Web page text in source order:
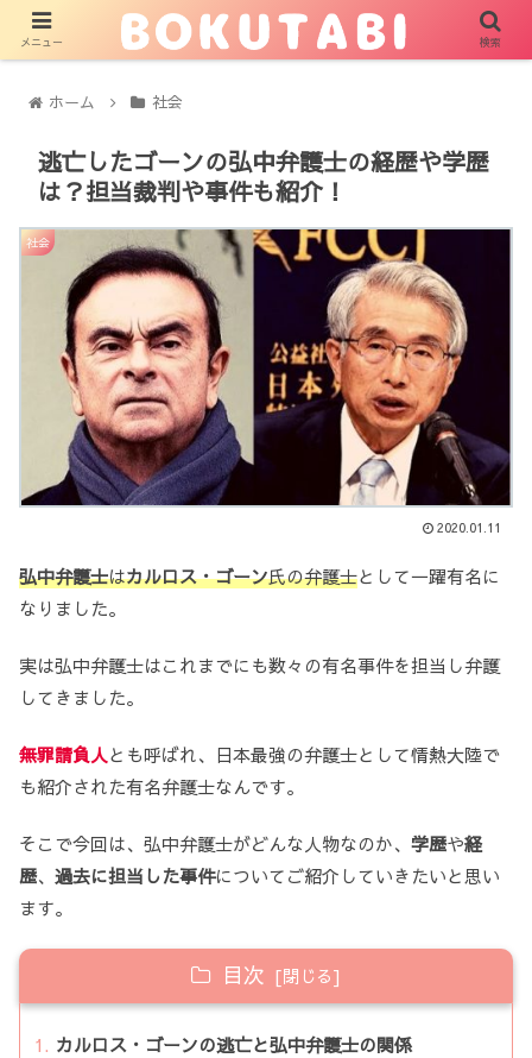
ホーム 社会
逃亡したゴーンの弘中弁護士の経歴や学歴
は？担当裁判や事件も紹介！
社会
2020.01.11
弘中弁護士はカルロス・ゴーン氏の弁護士として一躍有名に
なりました。
実は弘中弁護士はこれまでにも数々の有名事件を担当し弁護
してきました。
無罪請負人とも呼ばれ、日本最強の弁護士として情熱大陸で
も紹介された有名弁護士なんです。
そこで今回は、弘中弁護士がどんな人物なのか、 学歴や経
歴、 過去に担当した事件についてご紹介していきたいと思い
ます。
目次
カルロス・ゴーンの逃亡と弘中弁護士の関係
メニュー 検索